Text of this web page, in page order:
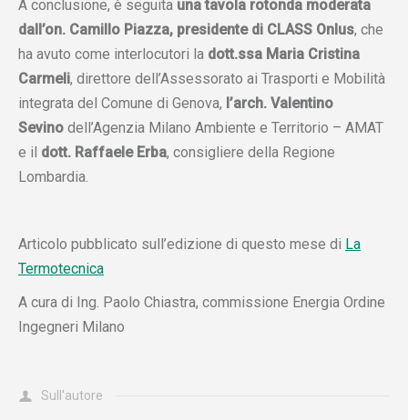
A conclusione, è seguita una tavola rotonda moderata
dall’on. Camillo Piazza, presidente di CLASS Onlus, che
ha avuto come interlocutori la dott.ssa Maria Cristina
Carmeli, direttore dell’Assessorato ai Trasporti e Mobilità
integrata del Comune di Genova, l’arch. Valentino
Sevino dell’Agenzia Milano Ambiente e Territorio – AMAT
e il dott. Raffaele Erba, consigliere della Regione
Lombardia.
Articolo pubblicato sull’edizione di questo mese di La
Termotecnica
A cura di Ing. Paolo Chiastra, commissione Energia Ordine
Ingegneri Milano
Sull'autore